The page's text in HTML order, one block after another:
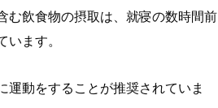
む飲食物の摂取は、就寝の数時間前
ます。
運動をすることが推奨されていま